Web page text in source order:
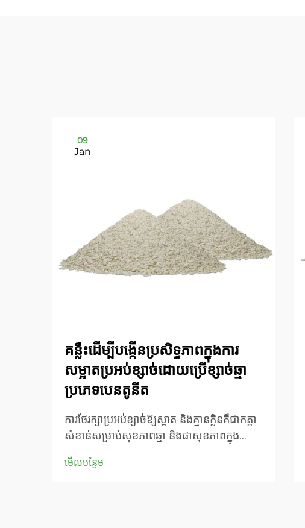
09
Jan
គន្លឹះដើម្បីបង្កើនប្រសិទ្ធភាពក្នុងការ
សម្អាតប្រអប់ខ្សាច់ដោយប្រើខ្សាច់ឆ្មា
ប្រភេទបេនតូនីត
ការថែរក្សាប្រអប់ខ្សាច់ឱ្យស្អាត និងគ្មានក្លិនគឺជាកត្តា
សំខាន់សម្រាប់សុខភាពឆ្មា និងផាសុខភាពក្នុង
នាយត៍កាន់តែច្រើនឡើងដោយសារតែលក្ខណៈរបស់
មើលបន្ថែម